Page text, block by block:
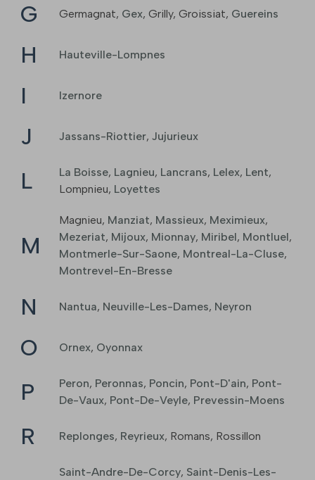
G Germagnat, Gex, Grilly, Groissiat, Guereins
H Hauteville-Lompnes
I Izernore
J Jassans-Riottier, Jujurieux
L La Boisse, Lagnieu, Lancrans, Lelex, Lent,
Lompnieu, Loyettes
M
Magnieu, Manziat, Massieux, Meximieux,
Mezeriat, Mijoux, Mionnay, Miribel, Montluel,
Montmerle-Sur-Saone, Montreal-La-Cluse,
Montrevel-En-Bresse
N Nantua, Neuville-Les-Dames, Neyron
O Ornex, Oyonnax
P Peron, Peronnas, Poncin, Pont-D'ain, Pont-
De-Vaux, Pont-De-Veyle, Prevessin-Moens
R Replonges, Reyrieux, Romans, Rossillon
Saint-Andre-De-Corcy, Saint-Denis-Les-